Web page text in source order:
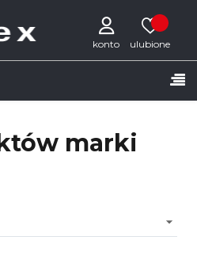
konto
☰
marki
